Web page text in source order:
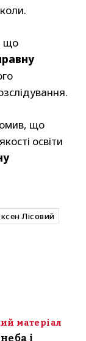
що
що
освіти
Лісовий
матеріал
і